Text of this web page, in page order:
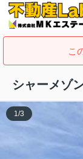
こ
シャーメゾ
1/3